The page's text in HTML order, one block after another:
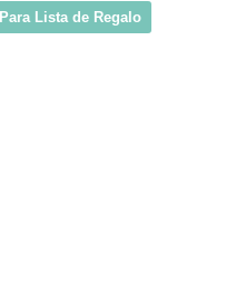
Para Lista de Regalo